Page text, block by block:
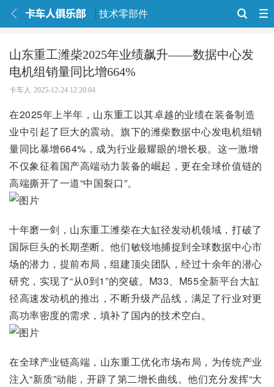
技术零部件
山东重工潍柴2025年业绩飙升——数据中心发
电机组销量同比增664%
卡车人 2025-12-24 12:20:04
在2025年上半年，山东重工以其卓越的业绩在装备制造
业中引起了巨大的震动。旗下的潍柴数据中心发电机组销
量同比暴增664%，成为行业最耀眼的增长极。这一激增
不仅象征着国产高端动力装备的崛起，更在全球价值链的
高端撕开了一道“中国裂口”。
十年磨一剑，山东重工潍柴在大缸径发动机领域，打破了
国际巨头的长期垄断。他们敏锐地捕捉到全球数据中心市
场的潜力，提前布局，组建顶尖团队，经过十余年的潜心
研究，实现了“从0到1”的突破。M33、M55全新平台大缸
径高速发动机的推出，不断升级产品线，满足了行业对更
高功率密度的需求，填补了国内的技术空白。
在全球产业链高端，山东重工优化市场布局，为传统产业
注入“新质”动能，开辟了第二增长曲线。他们充分发挥“大